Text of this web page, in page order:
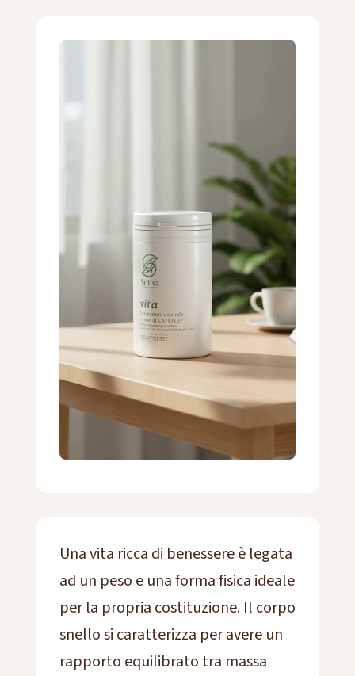
Una vita ricca di benessere è legata
ad un peso e una forma fisica ideale
per la propria costituzione. Il corpo
snello si caratterizza per avere un
rapporto equilibrato tra massa